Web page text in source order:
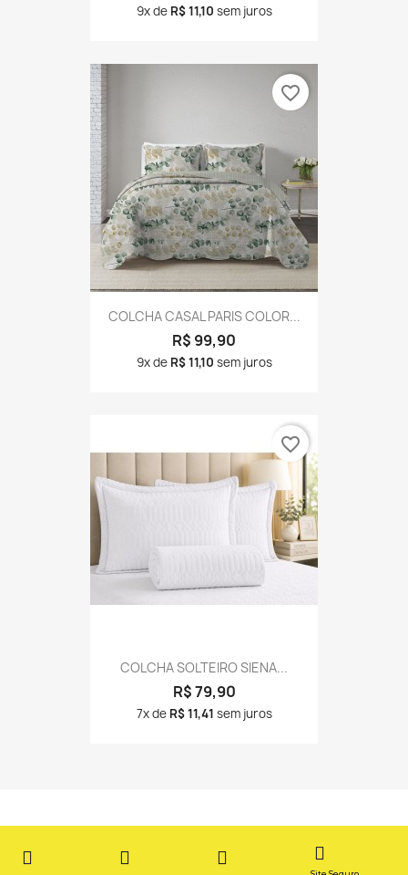
9x de R$ 11,10 sem juros
COLCHA CASAL PARIS COLOR...
R$ 99,90
9x de R$ 11,10 sem juros
favorite_border
COLCHA SOLTEIRO SIENA...
R$ 79,90
7x de R$ 11,41 sem juros
favorite_border